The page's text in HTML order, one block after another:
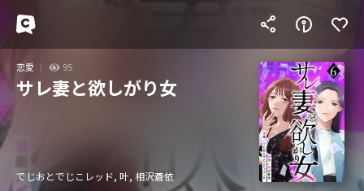
恋愛 95
サレ妻と欲しがり女
でじおとでじこレッド, 叶, 相沢蒼依